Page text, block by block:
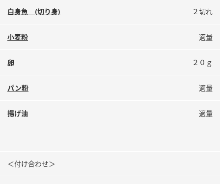
ミツカンのCM
検索
白身魚 (切り身) ２切れ
小麦粉 適量
卵 ２０ｇ
パン粉 適量
揚げ油 適量
＜付け合わせ＞